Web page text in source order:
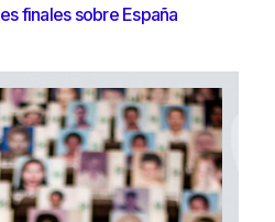
finales sobre España